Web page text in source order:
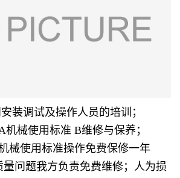
装调试及操作人员的培训；
机械使用标准 B维修与保养；
械使用标准操作免费保修一年
量问题我方负责免费维修；人为损